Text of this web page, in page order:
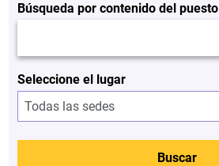
Búsqueda por contenido del puesto
Seleccione el lugar
Buscar